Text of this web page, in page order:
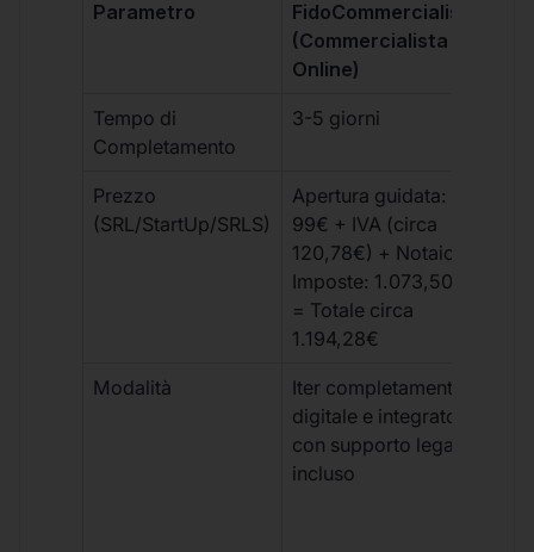
Parametro
FidoCommercialista
(Commercialista
Online)
Tempo di
Completamento
3-5 giorni
Prezzo
(SRL/StartUp/SRLS)
Apertura guidata:
99€ + IVA (circa
120,78€) + Notaio e
Imposte: 1.073,50€
= Totale circa
1.194,28€
Modalità
Iter completamente
digitale e integrato,
con supporto legale
incluso